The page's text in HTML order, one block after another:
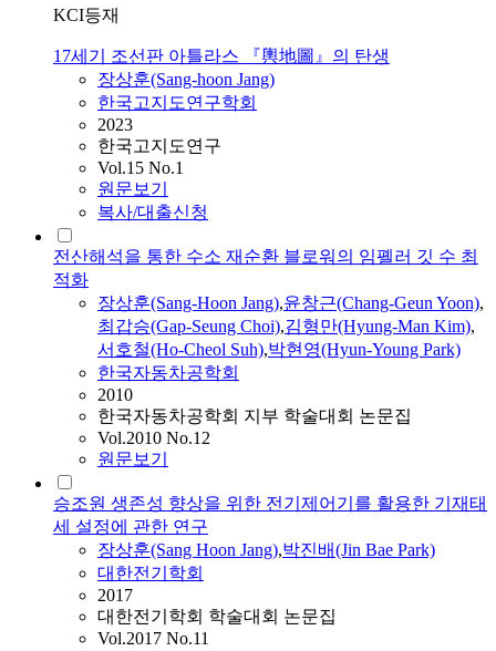
KCI등재
17세기 조선판 아틀라스 『輿地圖』의 탄생
장상훈(Sang-hoon Jang)
한국고지도연구학회
2023
한국고지도연구
Vol.15 No.1
원문보기
복사/대출신청
전산해석을 통한 수소 재순환 블로워의 임폘러 깃 수 최
적화
장상훈(Sang-Hoon Jang),윤창근(Chang-Geun Yoon),
최갑승(Gap-Seung Choi),김형만(Hyung-Man Kim),
서호철(Ho-Cheol Suh),박현영(Hyun-Young Park)
한국자동차공학회
2010
한국자동차공학회 지부 학술대회 논문집
Vol.2010 No.12
원문보기
승조원 생존성 향상을 위한 전기제어기를 활용한 기재태
세 설정에 관한 연구
장상훈(Sang Hoon Jang),박진배(Jin Bae Park)
대한전기학회
2017
대한전기학회 학술대회 논문집
Vol.2017 No.11